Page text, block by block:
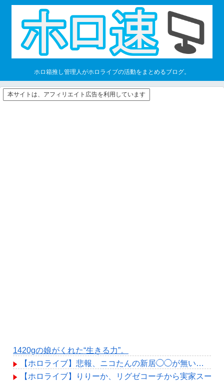
ホロ箱推し管理人がホロライブの活動をまとめるブログ。
本サイトは、アフィリエイト広告を利用しています
1420gの娘がくれた“生きる力”。
【ホロライブ】悲報、ニコたんの新居◯◯が無い…
【ホロライブ】りりーか、リグゼコーチから実家スー